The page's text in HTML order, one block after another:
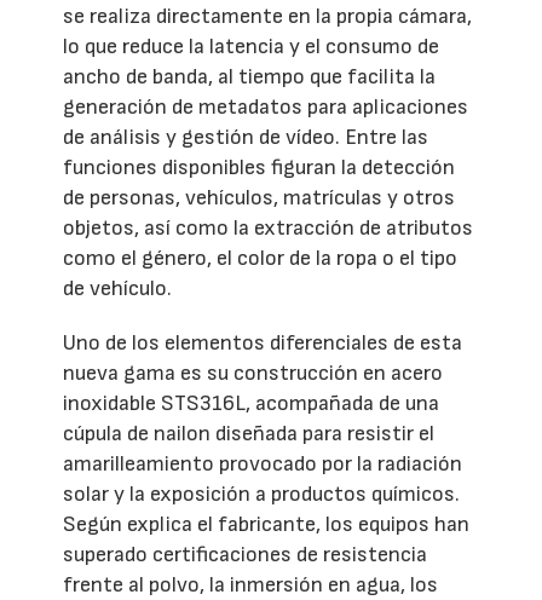
se realiza directamente en la propia cámara,
lo que reduce la latencia y el consumo de
ancho de banda, al tiempo que facilita la
generación de metadatos para aplicaciones
de análisis y gestión de vídeo. Entre las
funciones disponibles figuran la detección
de personas, vehículos, matrículas y otros
objetos, así como la extracción de atributos
como el género, el color de la ropa o el tipo
de vehículo.
Uno de los elementos diferenciales de esta
nueva gama es su construcción en acero
inoxidable STS316L, acompañada de una
cúpula de nailon diseñada para resistir el
amarilleamiento provocado por la radiación
solar y la exposición a productos químicos.
Según explica el fabricante, los equipos han
superado certificaciones de resistencia
frente al polvo, la inmersión en agua, los